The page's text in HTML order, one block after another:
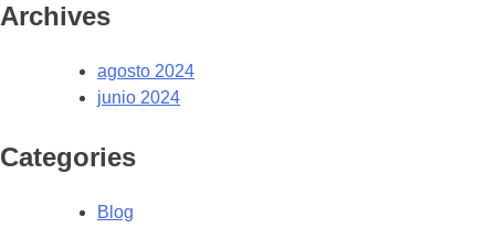
Archives
agosto 2024
junio 2024
Categories
Blog